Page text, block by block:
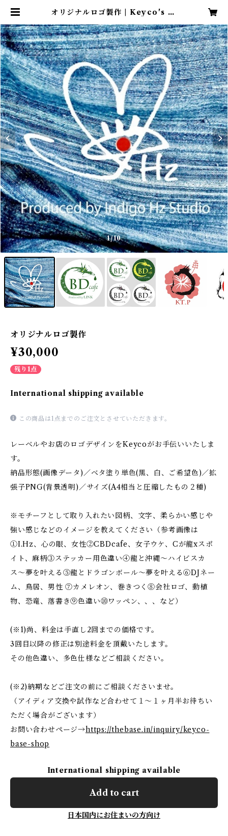
オリジナルロゴ製作 | Keyco's St
1/10
オリジナルロゴ製作
¥30,000
残り1点
International shipping available
この商品は1点までのご注文とさせていただきます。
レーベルやお店のロゴデザインをKeycoがお手伝いいたしま
す。
納品形態(画像データ)／ベタ塗り単色(黒、白、ご希望色)／拡
張子PNG(背景透明)／サイズ(A4相当と圧縮したもの２種)
※モチーフとして取り入れたい図柄、文字、柔らかい感じや
強い感じなどのイメージを教えてください（参考画像は
①I.Hz、心の眼、女性②CBDcafe、女子ウケ、Cが龍xスポ
イト、麻柄③ステッカー用色違い④龍と沖縄〜ハイビスカ
ス〜夢を叶える⑤龍とドラゴンボール〜夢を叶える⑥DJネー
ム、鳥居、男性 ⑦カメレオン、巻きつく⑧会社ロゴ、動植
物、恐竜、落書き⑨色違い⑩ワッペン、、、など）
(※1)尚、料金は手直し2回までの価格です。
3回目以降の修正は別途料金を頂戴いたします。
その他色違い、多色仕様などご相談ください。
(※2)納期などご注文の前にご相談くださいませ。
（アイディア交換や試作など合わせて１〜１ヶ月半お待ちい
ただく場合がございます）
お問い合わせページ→https://thebase.in/inquiry/keyco-
base-shop
International shipping available
Add to cart
日本国内にお住まいの方向け